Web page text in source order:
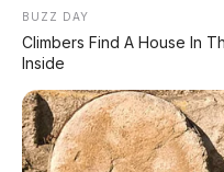
📝 Kesimpulan
FAW Hongqi H5
hybrid yang
BUZZ DAY
Climbers Find A House In
Inside